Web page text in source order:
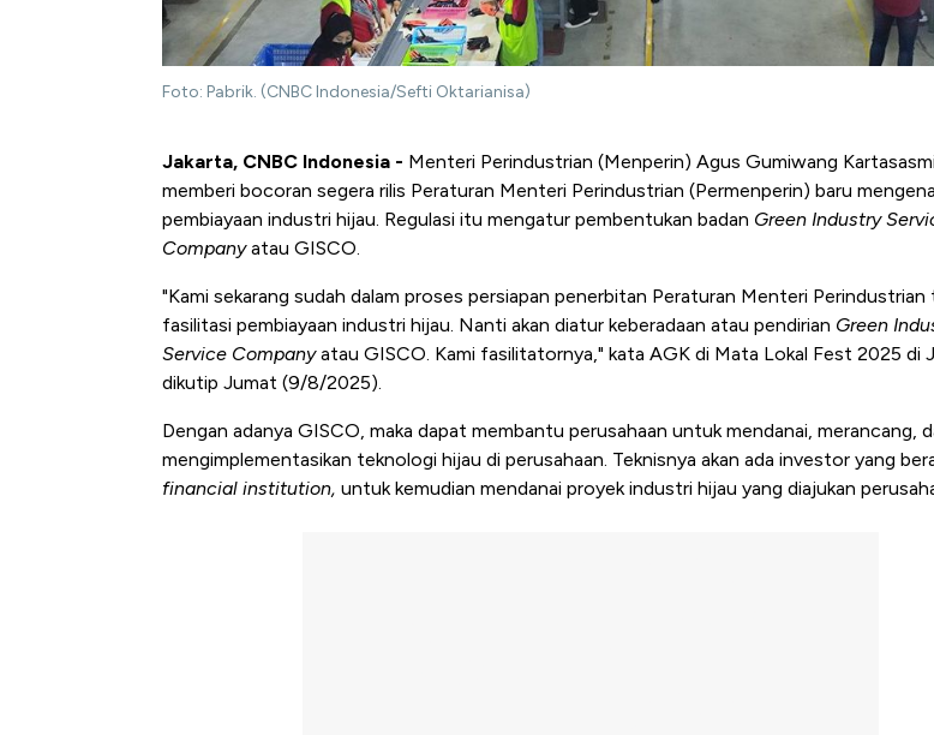
Foto: Pabrik. (CNBC Indonesia/Sefti Oktarianisa)
Jakarta, CNBC Indonesia - Menteri Perindustrian (Menperin) Agus Gumiwang
memberi bocoran segera rilis Peraturan Menteri Perindustrian (Permenperin) baru
pembiayaan industri hijau. Regulasi itu mengatur pembentukan badan Green Industry
Companyatau GISCO.
"Kami sekarang sudah dalam proses persiapan penerbitan Peraturan Menteri
fasilitasi pembiayaan industri hijau. Nanti akan diatur keberadaan atau pendirian Green
Service Companyatau GISCO. Kami fasilitatornya," kata AGK di Mata Lokal Fest 2025 di
dikutip Jumat (9/8/2025).
Dengan adanya GISCO, maka dapat membantu perusahaan untuk mendanai, merancang,
mengimplementasikan teknologi hijau di perusahaan. Teknisnya akan ada investor yang
financial institution, untuk kemudian mendanai proyek industri hijau yang diajukan